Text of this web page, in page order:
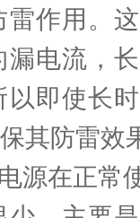
作用。
电流，
以即使长
其防雷效
在正常